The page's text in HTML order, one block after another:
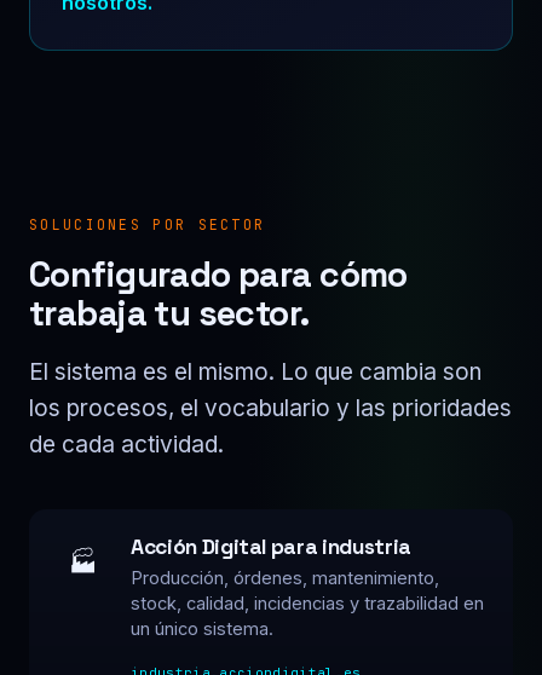
SOLUCIONES POR SECTOR
Configurado para cómo
trabaja tu sector.
El sistema es el mismo. Lo que cambia son
los procesos, el vocabulario y las prioridades
de cada actividad.
🏭
Acción Digital para industria
Producción, órdenes, mantenimiento,
stock, calidad, incidencias y trazabilidad en
un único sistema.